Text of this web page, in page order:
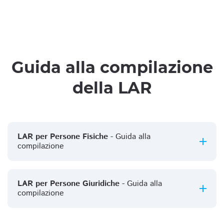
Guida alla compilazione
della LAR
LAR per Persone Fisiche - Guida alla
compilazione
LAR per Persone Giuridiche - Guida alla
compilazione